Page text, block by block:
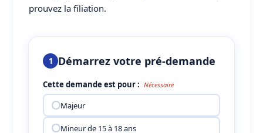
prouvez la filiation.
1 Démarrez votre pré-demande
Cette demande est pour : Nécessaire
Majeur
Mineur de 15 à 18 ans